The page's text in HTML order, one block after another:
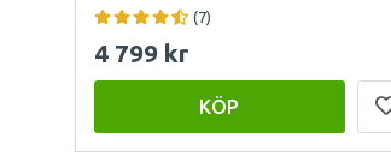
(7)
4 799 kr
KÖP